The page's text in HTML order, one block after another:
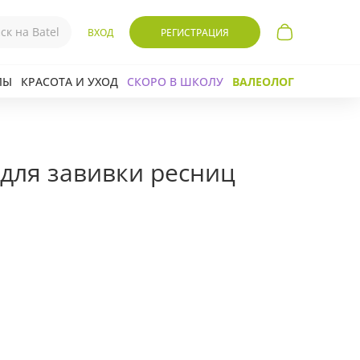
ВХОД РЕГИСТРАЦИЯ
КРАСОТА И УХОД СКОРО В ШКОЛУ ВАЛЕОЛОГ
завивки ресниц